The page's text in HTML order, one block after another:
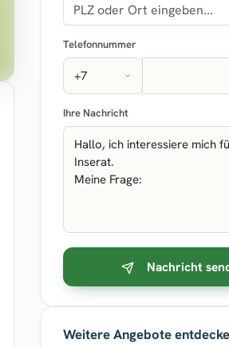
Telefonnummer
Ihre Nachricht
Nachricht
Weitere Angebote